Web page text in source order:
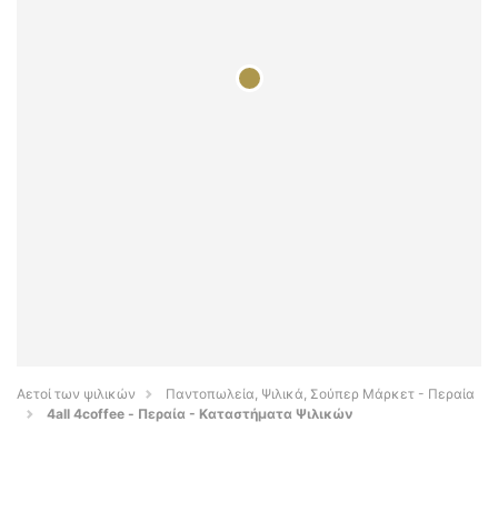
Αετοί των ψιλικών
Παντοπωλεία, Ψιλικά, Σούπερ Μάρκετ - Περαία
4all 4coffee - Περαία - Καταστήματα Ψιλικών